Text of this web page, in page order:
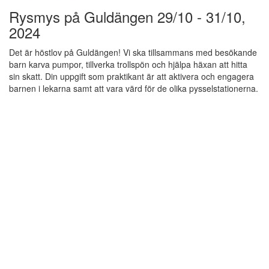
Rysmys på Guldängen 29/10 - 31/10,
2024
Det är höstlov på Guldängen! Vi ska tillsammans med besökande
barn karva pumpor, tillverka trollspön och hjälpa häxan att hitta
sin skatt. Din uppgift som praktikant är att aktivera och engagera
barnen i lekarna samt att vara värd för de olika pysselstationerna.